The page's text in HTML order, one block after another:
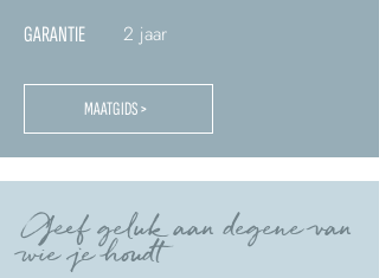
GARANTIE 2 jaar
MAATGIDS >
Geef geluk aan degene van
wie je houdt